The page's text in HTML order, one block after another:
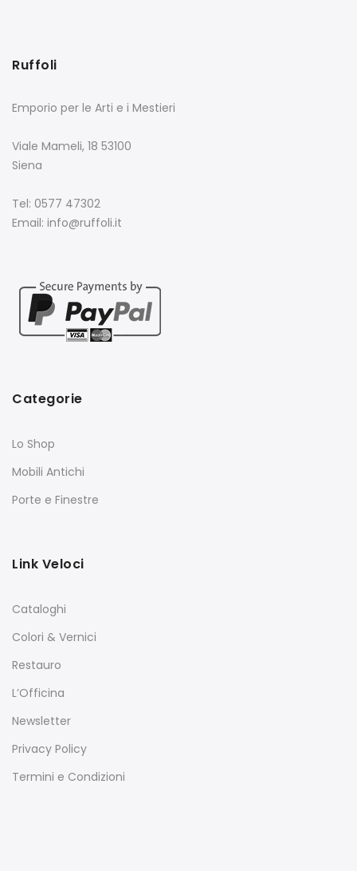
Ruffoli
Emporio per le Arti e i Mestieri
Viale Mameli, 18 53100
Siena
Tel: 0577 47302
Email: info@ruffoli.it
Categorie
Lo Shop
Mobili Antichi
Porte e Finestre
Link Veloci
Cataloghi
Colori & Vernici
Restauro
L’Officina
Newsletter
Privacy Policy
Termini e Condizioni